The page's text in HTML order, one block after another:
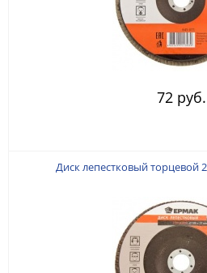
72 руб.
Диск лепестковый торцевой